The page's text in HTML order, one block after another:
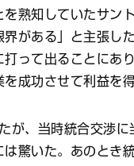
熟知していたサン
がある」と主張し
って出ることにあ
成功させて利益を
、当時統合交渉に
驚いた。あのとき